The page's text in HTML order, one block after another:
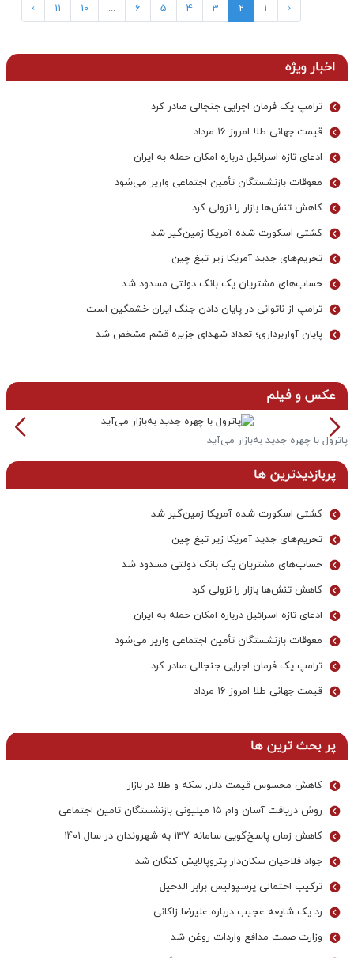
‹
1
2
3
4
5
6
...
10
11
›
اخبار ویژه
ترامپ یک فرمان اجرایی جنجالی صادر کرد
قیمت جهانی طلا امروز ۱۶ مرداد
ادعای تازه اسرائیل درباره امکان حمله به ایران
معوقات بازنشستگان تأمین اجتماعی واریز می‌شود
کاهش تنش‌ها بازار را نزولی کرد
کشتی اسکورت شده آمریکا زمین‌گیر شد
تحریم‌های جدید آمریکا زیر تیغ چین
حساب‌های مشتریان یک بانک‌ دولتی مسدود شد
ترامپ از ناتوانی در پایان دادن جنگ ایران خشمگین است
پایان آواربرداری؛ تعداد شهدای جزیره قشم مشخص شد
عکس و فیلم
پاترول با چهره جدید به‌بازار می‌آید
پربازدیدترین ها
کشتی اسکورت شده آمریکا زمین‌گیر شد
تحریم‌های جدید آمریکا زیر تیغ چین
حساب‌های مشتریان یک بانک‌ دولتی مسدود شد
کاهش تنش‌ها بازار را نزولی کرد
ادعای تازه اسرائیل درباره امکان حمله به ایران
معوقات بازنشستگان تأمین اجتماعی واریز می‌شود
ترامپ یک فرمان اجرایی جنجالی صادر کرد
قیمت جهانی طلا امروز ۱۶ مرداد
پر بحث ترین ها
کاهش محسوس قیمت دلار, سکه و طلا در بازار
روش دریافت آسان وام ۱۵ میلیونی بازنشستگان تامین اجتماعی
کاهش زمان پاسخ‌گویی سامانه 137 به شهروندان در سال ۱۴۰۱
جواد فلاحیان سکان‌دار پتروپالایش کنگان شد
ترکیب احتمالی پرسپولیس برابر الدحیل
رد یک شایعه عجیب درباره علیرضا زاکانی
وزارت صمت مدافع واردات روغن شد